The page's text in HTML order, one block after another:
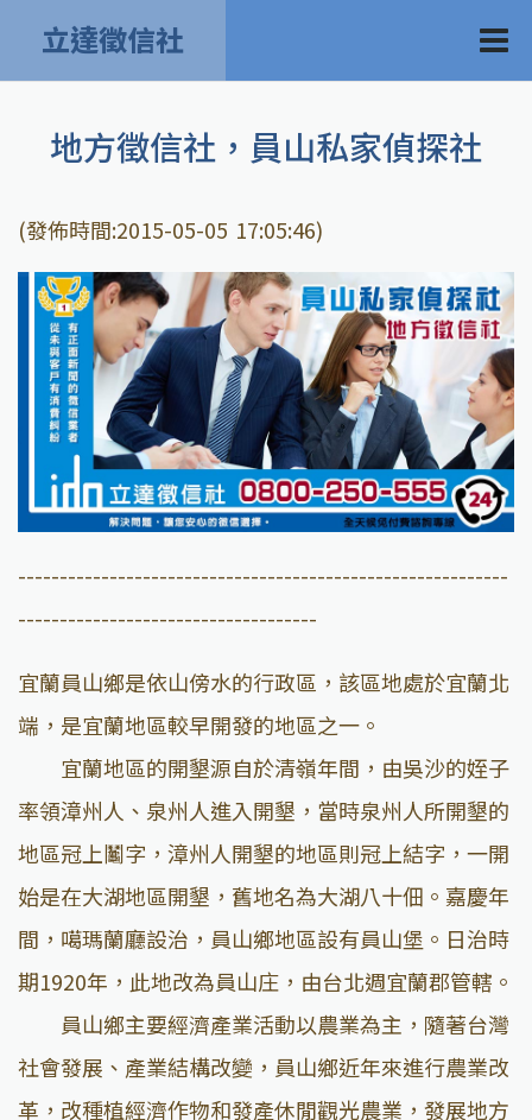
立達徵信社
地方徵信社，員山私家偵探社
(發佈時間:2015-05-05 17:05:46)
-----------------------------------------------------------
------------------------------------
宜蘭員山鄉是依山傍水的行政區，該區地處於宜蘭北
端，是宜蘭地區較早開發的地區之一。
宜蘭地區的開墾源自於清嶺年間，由吳沙的姪子
率領漳州人、泉州人進入開墾，當時泉州人所開墾的
地區冠上鬮字，漳州人開墾的地區則冠上結字，一開
始是在大湖地區開墾，舊地名為大湖八十佃。嘉慶年
間，噶瑪蘭廳設治，員山鄉地區設有員山堡。日治時
期1920年，此地改為員山庄，由台北週宜蘭郡管轄。
員山鄉主要經濟產業活動以農業為主，隨著台灣
社會發展、產業結構改變，員山鄉近年來進行農業改
革，改種植經濟作物和發產休閒觀光農業，發展地方